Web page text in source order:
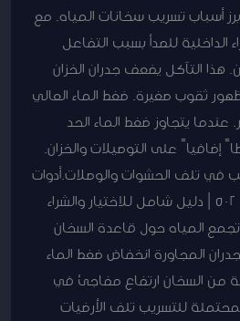
أسباب تسريب سخانات المياه. مع
الداخلية للصدأ بسبب التفاعل
هذا التآكل يضعف جدران الخزان
ثقوب صغيرة. ضغط الماء العالي
يتجاوز ضغط الماء الحد
إضافياً على التوصيلات والخزان.
في تلف الحشوات والوصلات.أدوات
صحية الكويت | 50267365 | دليل شامل للاختيار والشراء
تجمع المياه حول قاعدة السخان
المجاورة انخفاض ضغط الماء
من السخان ارتفاع مفاجئ في
للتسريب تلف الأرضيات